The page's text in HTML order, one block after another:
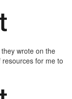
wrote on the
for me to